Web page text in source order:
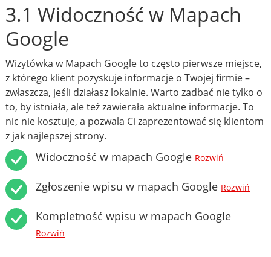
3.1 Widoczność w Mapach
Google
Wizytówka w Mapach Google to często pierwsze miejsce,
z którego klient pozyskuje informacje o Twojej firmie –
zwłaszcza, jeśli działasz lokalnie. Warto zadbać nie tylko o
to, by istniała, ale też zawierała aktualne informacje. To
nic nie kosztuje, a pozwala Ci zaprezentować się klientom
z jak najlepszej strony.
Widoczność w mapach Google Rozwiń
Zgłoszenie wpisu w mapach Google Rozwiń
Kompletność wpisu w mapach Google
Rozwiń